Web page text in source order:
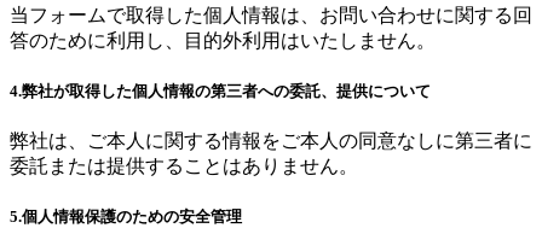
当フォームで取得した個人情報は、お問い合わせに関する回
答のために利用し、目的外利用はいたしません。
4.弊社が取得した個人情報の第三者への委託、提供について
弊社は、ご本人に関する情報をご本人の同意なしに第三者に
委託または提供することはありません。
5.個人情報保護のための安全管理